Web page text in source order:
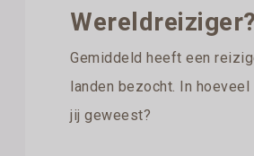
Wereldreiziger?
Gemiddeld heeft een
landen bezocht. In hoeveel
jij geweest?